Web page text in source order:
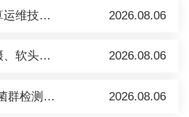
省公卫-医保结算运维技术服务市场调研 2026.08.06
眼科-末端抓持镊、软头移液手柄、内界膜镊等眼科耗材/手术器械 市场调研 2026.08.06
华创启德-“肠道菌群检测+肠菌制备”项目市场调研 2026.08.06